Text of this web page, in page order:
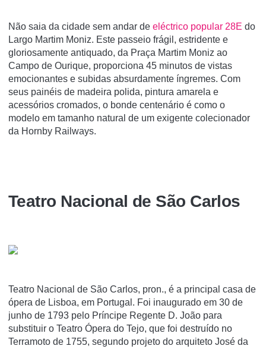
Não saia da cidade sem andar de eléctrico popular 28E do
Largo Martim Moniz. Este passeio frágil, estridente e
gloriosamente antiquado, da Praça Martim Moniz ao
Campo de Ourique, proporciona 45 minutos de vistas
emocionantes e subidas absurdamente íngremes. Com
seus painéis de madeira polida, pintura amarela e
acessórios cromados, o bonde centenário é como o
modelo em tamanho natural de um exigente colecionador
da Hornby Railways.
Teatro Nacional de São Carlos
Teatro Nacional de São Carlos, pron., é a principal casa de
ópera de Lisboa, em Portugal. Foi inaugurado em 30 de
junho de 1793 pelo Príncipe Regente D. João para
substituir o Teatro Ópera do Tejo, que foi destruído no
Terramoto de 1755, segundo projeto do arquiteto José da